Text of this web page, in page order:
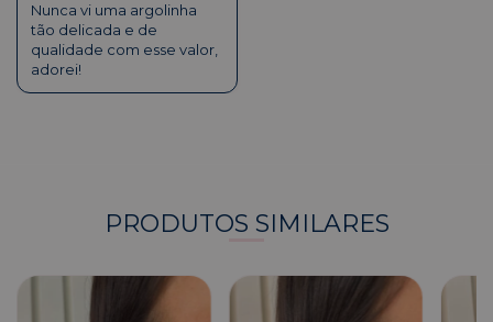
Nunca vi uma argolinha
tão delicada e de
qualidade com esse valor,
adorei!
PRODUTOS SIMILARES